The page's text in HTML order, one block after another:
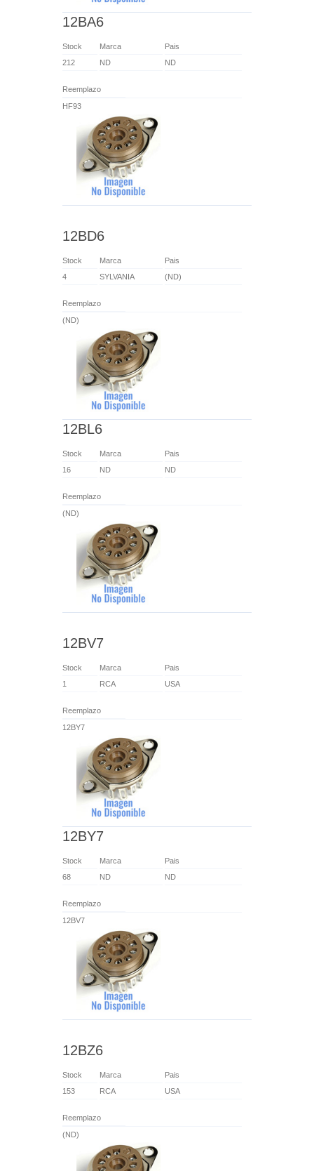
12BA6
Stock Marca
Pais
212
ND ND
Reemplazo
HF93
12BD6
Stock Marca
Pais
4
SYLVANIA (ND)
Reemplazo
(ND)
12BL6
Stock Marca
Pais
16
ND ND
Reemplazo
(ND)
12BV7
Stock Marca
Pais
1
RCA USA
Reemplazo
12BY7
12BY7
Stock Marca
Pais
68
ND ND
Reemplazo
12BV7
12BZ6
Stock Marca
Pais
153
RCA USA
Reemplazo
(ND)